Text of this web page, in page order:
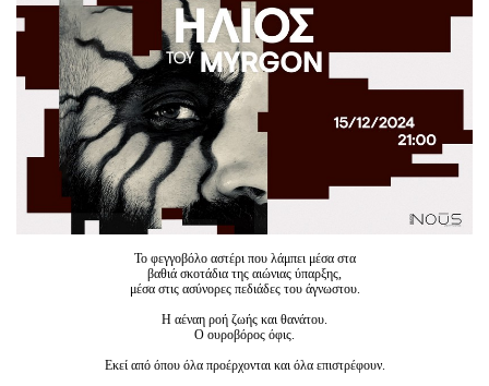
Το φεγγοβόλο αστέρι που λάμπει μέσα στα
βαθιά σκοτάδια της αιώνιας ύπαρξης,
μέσα στις ασύνορες πεδιάδες του άγνωστου.
Η αέναη ροή ζωής και θανάτου.
Ο ουροβόρος όφις.
Εκεί από όπου όλα προέρχονται και όλα επιστρέφουν.